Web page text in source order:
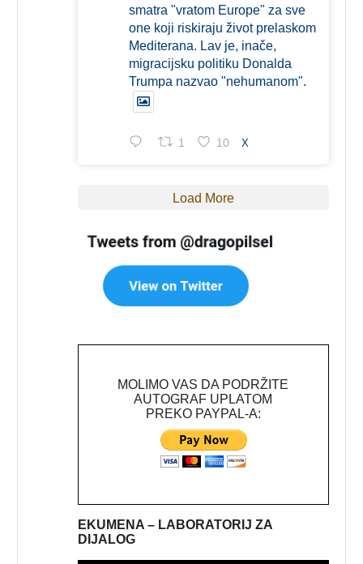
smatra "vratom Europe" za sve
one koji riskiraju život prelaskom
Mediterana. Lav je, inače,
migracijsku politiku Donalda
Trumpa nazvao "nehumanom".
1 10 X
Load More
MOLIMO VAS DA PODRŽITE
AUTOGRAF UPLATOM
PREKO PAYPAL-A:
EKUMENA – LABORATORIJ ZA
DIJALOG